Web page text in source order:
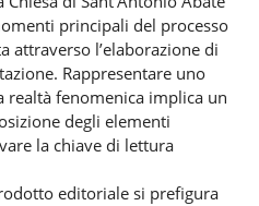
principali del processo
attraverso l’elaborazione di
Rappresentare uno
realtà fenomenica implica un
degli elementi
la chiave di lettura
editoriale si prefigura